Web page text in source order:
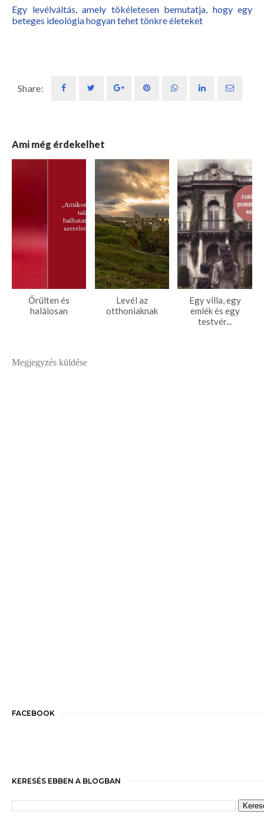
Egy levélváltás, amely tökéletesen bemutatja, hogy egy
beteges ideológia hogyan tehet tönkre életeket
Share:
Ami még érdekelhet
Őrülten ​és
halálosan
Levél az
otthoniaknak
Egy villa, egy
emlék és egy
testvér...
Megjegyzés küldése
FACEBOOK
KERESÉS EBBEN A BLOGBAN